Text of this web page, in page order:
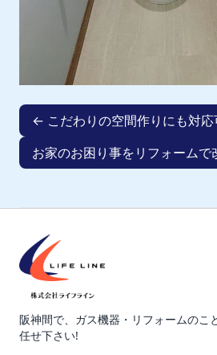
← こだわりの空間作りにも対応
お家のお困り事をリフォーム
阪神間で、ガス機器・リフォームのこ
任せ下さい!